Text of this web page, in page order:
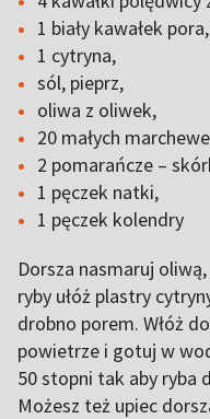
1 biały kawałek pora,
1 cytryna,
sól, pieprz,
oliwa z oliwek,
20 małych
2 pomarańcze –
1 pęczek natki,
1 pęczek kolendry
Dorsza nasmaruj
ryby ułóż plastry
drobno porem. Włóż
powietrze i gotuj w
50 stopni tak aby ryba
Możesz też upiec